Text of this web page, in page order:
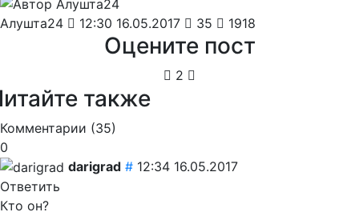
Алушта24 12:30 16.05.2017 35 1918
Оцените пост
2
также
Комментарии (35)
0
darigrad # 12:34 16.05.2017
Ответить
Кто он?